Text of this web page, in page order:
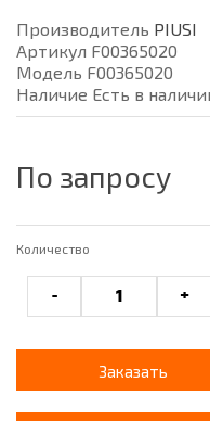
Производитель PIUSI
Артикул F00365020
Модель F00365020
Наличие Есть в
По запросу
Количество
- +
Заказать